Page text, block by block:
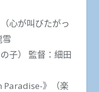
心が叫びたがっ
雪
子） 監督：細田
Paradise-》（楽